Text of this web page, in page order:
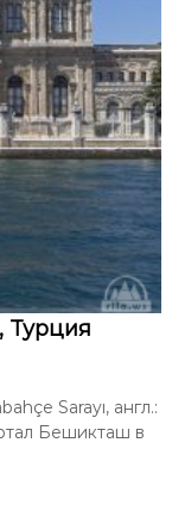
Турция
Sarayı, англ.:
Бешикташ в